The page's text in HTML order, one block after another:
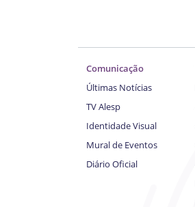
Comunicação
Últimas Notícias
TV Alesp
Identidade Visual
Mural de Eventos
Diário Oficial